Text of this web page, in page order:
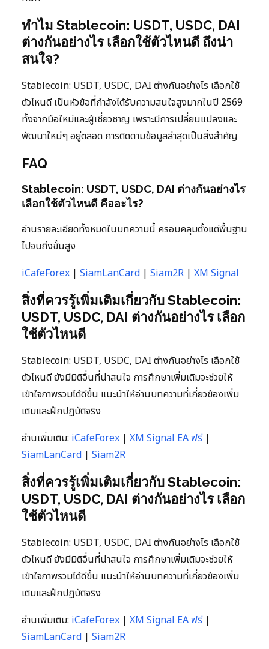
ทำไม Stablecoin: USDT, USDC, DAI
ต่างกันอย่างไร เลือกใช้ตัวไหนดี ถึงน่า
สนใจ?
Stablecoin: USDT, USDC, DAI ต่างกันอย่างไร เลือกใช้
ตัวไหนดี เป็นหัวข้อที่กำลังได้รับความสนใจสูงมากในปี 2569
ทั้งจากมือใหม่และผู้เชี่ยวชาญ เพราะมีการเปลี่ยนแปลงและ
พัฒนาใหม่ๆ อยู่ตลอด การติดตามข้อมูลล่าสุดเป็นสิ่งสำคัญ
FAQ
Stablecoin: USDT, USDC, DAI ต่างกันอย่างไร
เลือกใช้ตัวไหนดี คืออะไร?
อ่านรายละเอียดทั้งหมดในบทความนี้ ครอบคลุมตั้งแต่พื้นฐาน
ไปจนถึงขั้นสูง
iCafeForex | SiamLanCard | Siam2R | XM Signal
สิ่งที่ควรรู้เพิ่มเติมเกี่ยวกับ Stablecoin:
USDT, USDC, DAI ต่างกันอย่างไร เลือก
ใช้ตัวไหนดี
Stablecoin: USDT, USDC, DAI ต่างกันอย่างไร เลือกใช้
ตัวไหนดี ยังมีมิติอื่นที่น่าสนใจ การศึกษาเพิ่มเติมจะช่วยให้
เข้าใจภาพรวมได้ดีขึ้น แนะนำให้อ่านบทความที่เกี่ยวข้องเพิ่ม
เติมและฝึกปฏิบัติจริง
อ่านเพิ่มเติม: iCafeForex | XM Signal EA ฟรี|
SiamLanCard | Siam2R
สิ่งที่ควรรู้เพิ่มเติมเกี่ยวกับ Stablecoin:
USDT, USDC, DAI ต่างกันอย่างไร เลือก
ใช้ตัวไหนดี
Stablecoin: USDT, USDC, DAI ต่างกันอย่างไร เลือกใช้
ตัวไหนดี ยังมีมิติอื่นที่น่าสนใจ การศึกษาเพิ่มเติมจะช่วยให้
เข้าใจภาพรวมได้ดีขึ้น แนะนำให้อ่านบทความที่เกี่ยวข้องเพิ่ม
เติมและฝึกปฏิบัติจริง
อ่านเพิ่มเติม: iCafeForex | XM Signal EA ฟรี|
SiamLanCard | Siam2R